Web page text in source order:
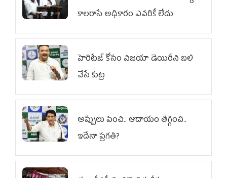
కాలరాసే అధికారం ఎవరికీ లేదు
హెరిటేజ్ కోసం విజయా డెయిరీని బలి
చేసే కుట్ర‌
అప్పులు పెంచి.. ఆదాయం తగ్గించి..
ఇదేనా ప్రగతి?